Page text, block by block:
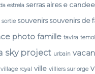
estrela serras aires e
sortie souvenirs souvenirs de
photo famille tavira
sky project urbain
village royal ville villiers sur orge